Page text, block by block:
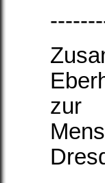
zur